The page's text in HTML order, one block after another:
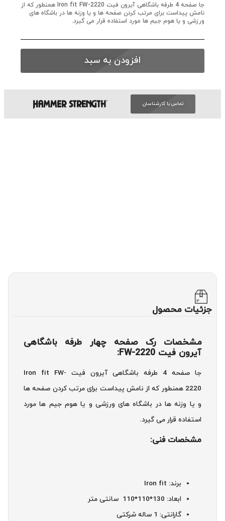
جا صفحه 4 طرفه باشگاهی آیرون فیت Iron fit FW-2220 همنطور که از
نامش پیداست برای مرتب کردن صفحه ها و یا وزنه ها در باشگاه های
ورزشی و یا هوم جیم ها مورد استفاده قرار می گیرد.
افزودن به سبد
تماس با کارشناسان
جزئیات محصول
مشخصات رک صفحه چهار طرفه باشگاهی
آیرون فیت FW-2220:
جا صفحه 4 طرفه باشگاهی آیرون فیت Iron fit FW-
2220 همنطور که از نامش پیداست برای مرتب کردن صفحه ها
و یا وزنه ها در باشگاه های ورزشی و یا هوم جیم ها مورد
استفاده قرار می گیرد.
مشخصات فنی:
برند: Iron fit
ابعاد: 130*110*110 سانتی متر
گارانتی: 1 ساله شرکتی